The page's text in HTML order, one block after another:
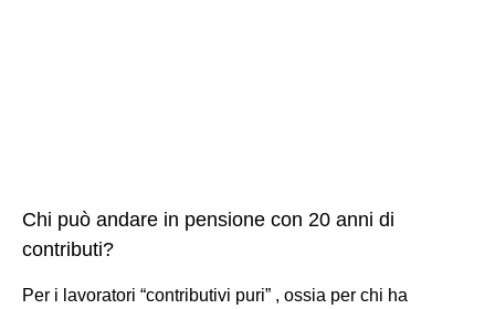
Chi può andare in pensione con 20 anni di
contributi?
Per i lavoratori “contributivi puri” , ossia per chi ha